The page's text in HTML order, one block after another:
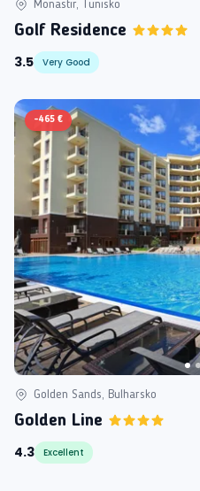
Monastir, Tunisko
Golf Residence
3.5
Very Good
-465 €
Golden Sands, Bulharsko
Golden Line
4.3
Excellent